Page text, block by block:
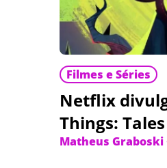
Filmes e Séries
Netflix
Things:
Matheus Graboski